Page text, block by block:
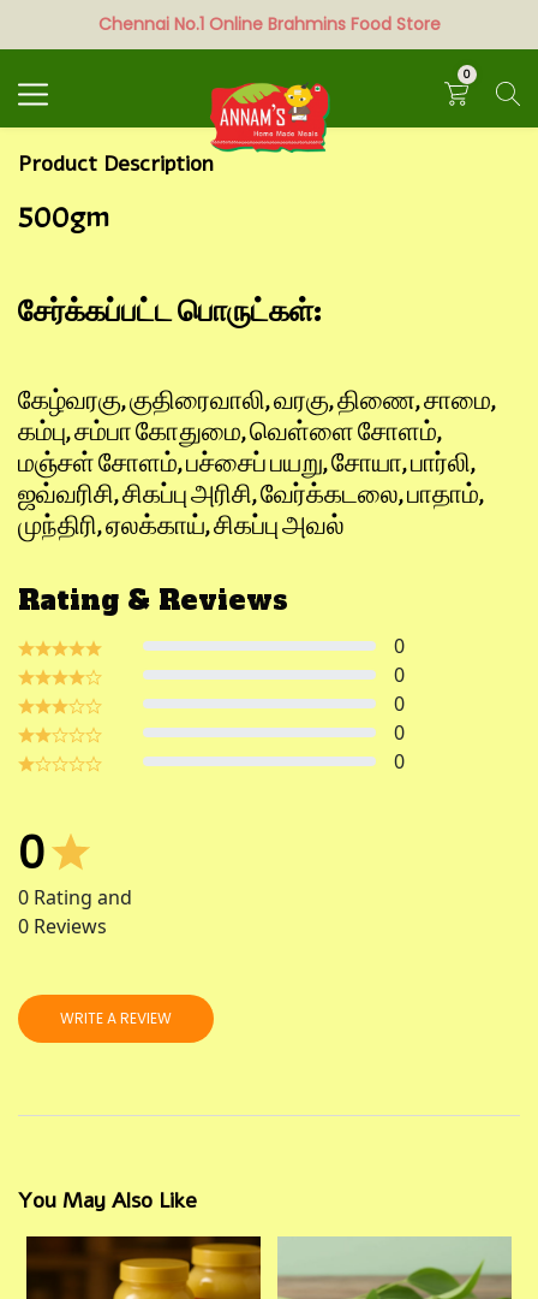
Chennai No.1 Online Brahmins Food Store
0
Search
Product Description
500gm
சேர்க்கப்பட்ட பொருட்கள்:
கேழ்வரகு, குதிரைவாலி, வரகு, திணை, சாமை,
கம்பு, சம்பா கோதுமை, வெள்ளை சோளம்,
மஞ்சள் சோளம், பச்சைப் பயறு, சோயா, பார்லி,
ஜவ்வரிசி, சிகப்பு அரிசி, வேர்க்கடலை, பாதாம்,
முந்திரி, ஏலக்காய், சிகப்பு அவல்
Rating & Reviews
0
0
0
0
0
0
0 Rating and
0 Reviews
WRITE A REVIEW
You May Also Like